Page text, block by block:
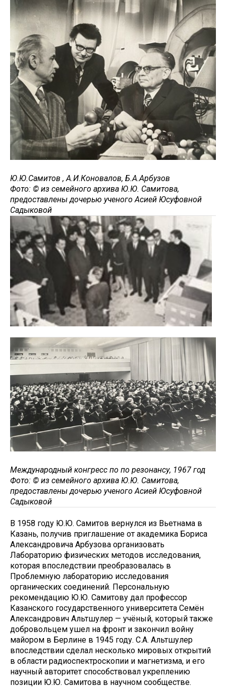
Ю.Ю.Самитов , А.И.Коновалов, Б.А.Арбузов
Фото: © из семейного архива Ю.Ю. Самитова,
предоставлены дочерью ученого Асией Юсуфовной
Садыковой
Международный конгресс по по резонансу, 1967 год
Фото: © из семейного архива Ю.Ю. Самитова,
предоставлены дочерью ученого Асией Юсуфовной
Садыковой
В 1958 году Ю.Ю. Самитов вернулся из Вьетнама в
Казань, получив приглашение от академика Бориса
Александровича Арбузова организовать
Лабораторию физических методов исследования,
которая впоследствии преобразовалась в
Проблемную лабораторию исследования
органических соединений. Персональную
рекомендацию Ю.Ю. Самитову дал профессор
Казанского государственного университета Семён
Александрович Альтшулер — учёный, который также
добровольцем ушел на фронт и закончил войну
майором в Берлине в 1945 году. С.А. Альтшулер
впоследствии сделал несколько мировых открытий
в области радиоспектроскопии и магнетизма, и его
научный авторитет способствовал укреплению
позиции Ю.Ю. Самитова в научном сообществе.